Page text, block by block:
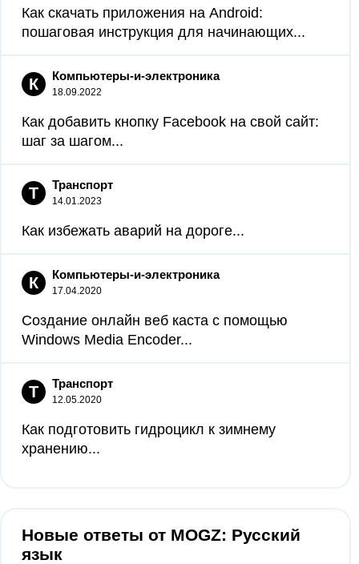
Как скачать приложения на Android:
пошаговая инструкция для начинающих...
К Компьютеры-и-электроника
18.09.2022
Как добавить кнопку Facebook на свой сайт:
шаг за шагом...
Т Транспорт
14.01.2023
Как избежать аварий на дороге...
К Компьютеры-и-электроника
17.04.2020
Создание онлайн веб каста с помощью
Windows Media Encoder...
Т Транспорт
12.05.2020
Как подготовить гидроцикл к зимнему
хранению...
Новые ответы от MOGZ: Русский
язык